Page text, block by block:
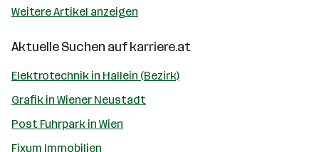
Weitere Artikel anzeigen
Aktuelle Suchen aufkarriere.at
Elektrotechnik in Hallein (Bezirk)
Grafik in Wiener Neustadt
Post Fuhrpark in Wien
Fixum Immobilien